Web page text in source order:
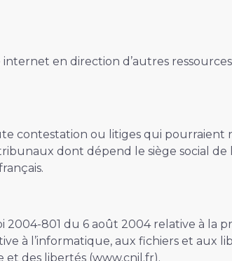
en direction d’autres
contestation ou litiges qui
dont dépend le siège social de
2004-801 du 6 août 2004 relative à la
à l’informatique, aux fichiers et aux
et des libertés (www.cnil.fr).